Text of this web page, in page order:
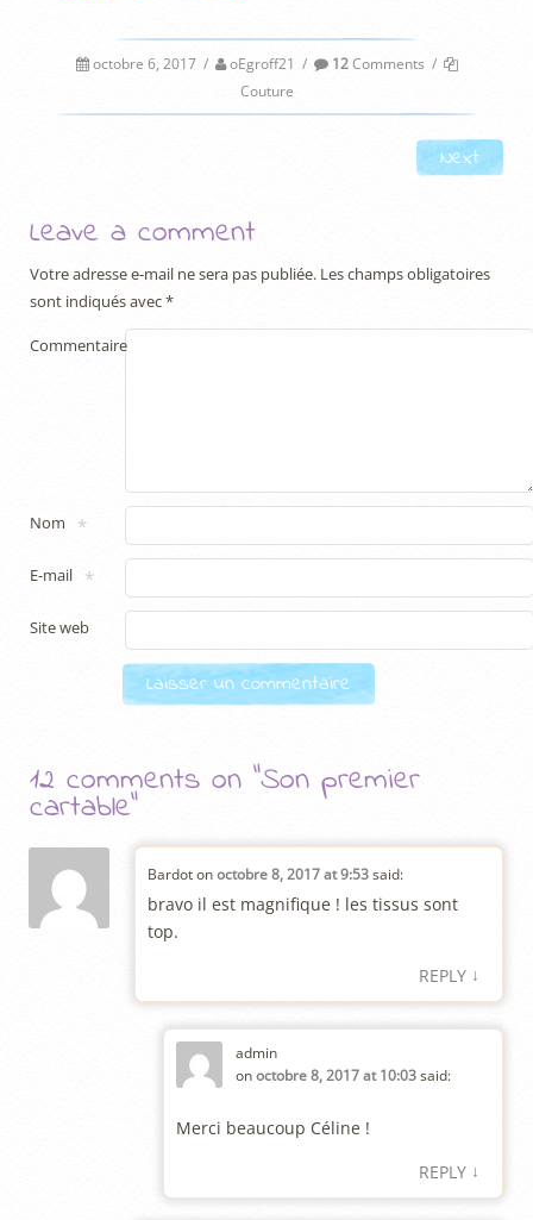
c
b
k
itt
er
ai ss
e
n
octobre 6, 2017 / oEgroff21 / 12Comments /
Couture
Next
Leave a comment
Votre adresse e-mail ne sera pas publiée. Les champs obligatoires
sont indiqués avec*
Commentaire
Nom *
E-mail *
Site web
12 comments on “Son premier
cartable”
Bardotonoctobre 8, 2017 at 9:53said:
bravo il est magnifique ! les tissus sont
top.
REPLY ↓
admin
onoctobre 8, 2017 at 10:03said:
Merci beaucoup Céline !
REPLY ↓